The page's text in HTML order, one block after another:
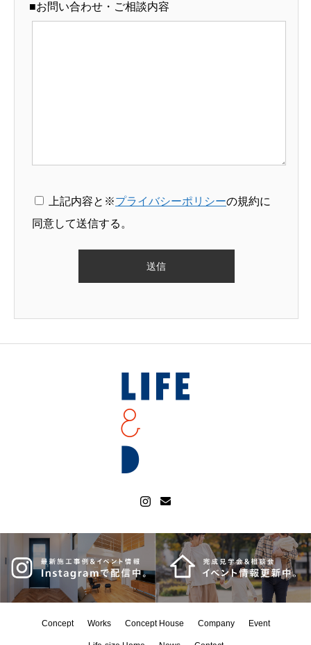
■お問い合わせ・ご相談内容
上記内容と※プライバシーポリシーの規約に
同意して送信する。
Concept Works Concept House Company Event